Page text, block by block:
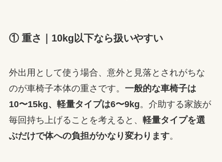
① 重さ｜10kg以下なら扱いやすい
外出用として使う場合、意外と見落とされがちな
のが車椅子本体の重さです。 一般的な車椅子は
10〜15kg、軽量タイプは6〜9kg。介助する家族が
毎回持ち上げることを考えると、 軽量タイプを選
ぶだけで体への負担がかなり変わります。